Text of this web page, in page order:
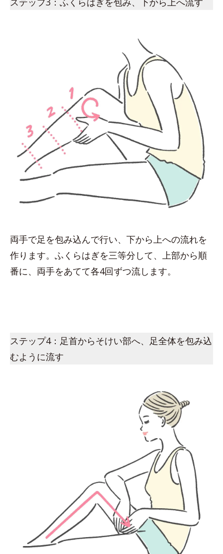
両手で足を包み込んで行い、下から上への流れを
作ります。ふくらはぎを三等分して、上部から順
番に、両手をあてて各4回ずつ流します。
ステップ4：足首からそけい部へ、足全体を包み込
むように流す